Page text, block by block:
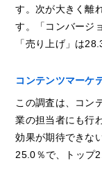
す。次が大きく離
す。「コンバージ
「売り上げ」は
コンテンツマーケ
この調査は、コン
業の担当者にも行
効果が期待できな
25.0％で、トップ2